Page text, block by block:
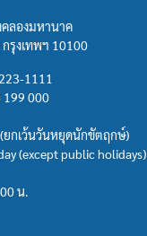
ลองมหานาค
รุงเทพฯ 10100
1111
199 000
ยกเว้นวันหยุดนักขัตฤกษ์)
(except public holidays)
น.